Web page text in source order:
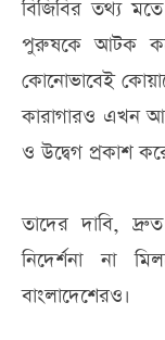
বিজিবির তথ্য
পুরুষকে আটক
কোনোভাবেই
কারাগারও এখন
ও উদ্বেগ প্রকাশ
তাদের দাবি,
নিদের্শনা না
বাংলাদেশেরও।